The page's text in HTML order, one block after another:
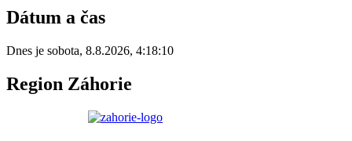
Dátum a čas
Dnes je sobota, 8.8.2026, 4:18:10
Region Záhorie